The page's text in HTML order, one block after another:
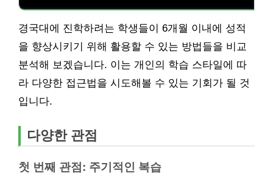
경국대에 진학하려는 학생들이 6개월 이내에 성적
을 향상시키기 위해 활용할 수 있는 방법들을 비교
분석해 보겠습니다. 이는 개인의 학습 스타일에 따
라 다양한 접근법을 시도해볼 수 있는 기회가 될 것
입니다.
다양한 관점
첫 번째 관점: 주기적인 복습